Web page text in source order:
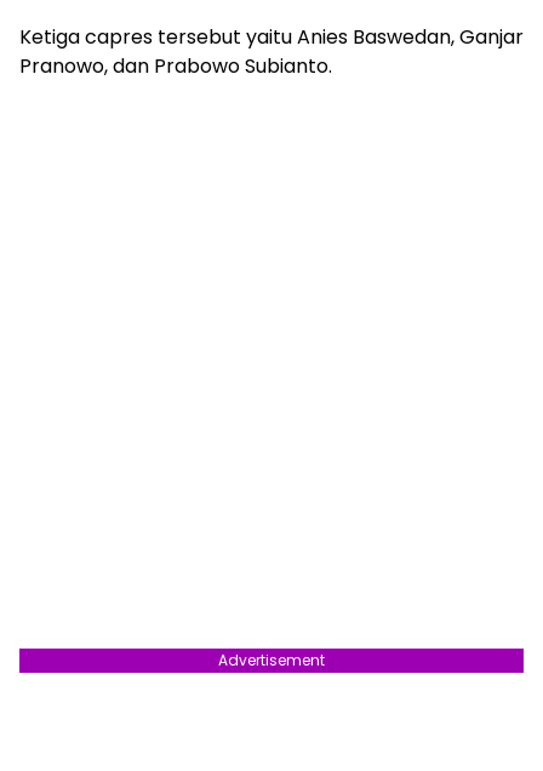
Ketiga capres tersebut yaitu Anies Baswedan, Ganjar
Pranowo, dan Prabowo Subianto.
Advertisement